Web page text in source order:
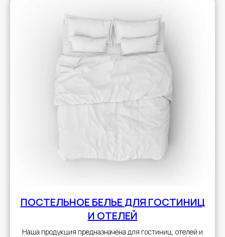
ПОСТЕЛЬНОЕ БЕЛЬЕ ДЛЯ ГОСТИНИЦ
И ОТЕЛЕЙ
Наша продукция предназначена для гостиниц, отелей и